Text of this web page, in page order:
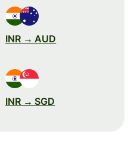
INR → AUD
INR → SGD